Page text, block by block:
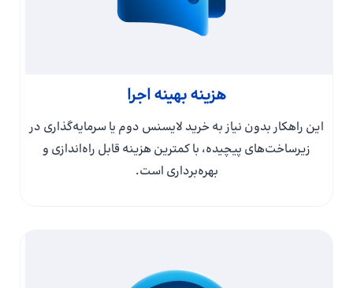
هزینه بهینه اجرا
این راهکار بدون نیاز به خرید لایسنس دوم یا سرمایه‌گذاری در
زیرساخت‌های پیچیده، با کمترین هزینه قابل راه‌اندازی و
بهره‌برداری است.